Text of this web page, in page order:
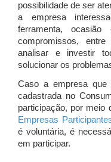
possibilidade de ser
a empresa
ferramenta,
compromissos,
analisar e investir
solucionar os
Caso a empresa que
cadastrada no
participação, por meio
Empresas
é voluntária, é
em participar.